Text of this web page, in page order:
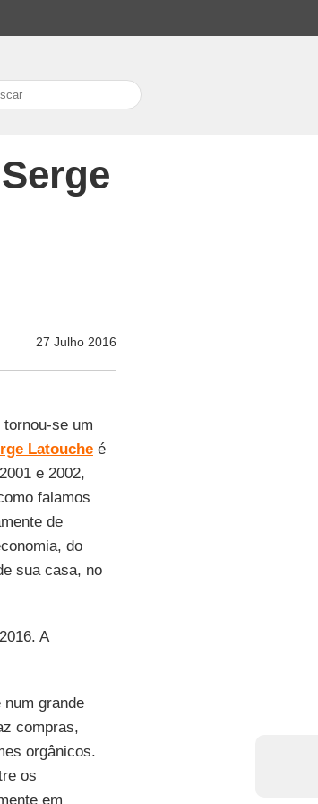
27 Julho 2016
se um
Latoucheé
e 2002,
falamos
de
do
sua casa, no
A
grande
compras,
orgânicos.
os
em